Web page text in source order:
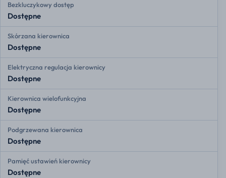
Bezkluczykowy dostęp
Dostępne
Skórzana kierownica
Dostępne
Elektryczna regulacja kierownicy
Dostępne
Kierownica wielofunkcyjna
Dostępne
Podgrzewana kierownica
Dostępne
Pamięć ustawień kierownicy
Dostępne